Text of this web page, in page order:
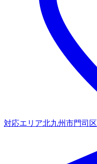
対応エリア北九州市門司区